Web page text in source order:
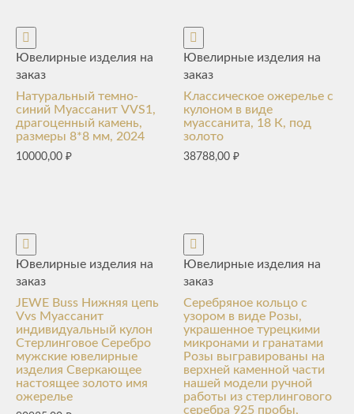
Ювелирные изделия на
заказ
Натуральный темно-
синий Муассанит VVS1,
драгоценный камень,
размеры 8*8 мм, 2024
10000,00 ₽
Ювелирные изделия на
заказ
Классическое ожерелье с
кулоном в виде
муассанита, 18 К, под
золото
38788,00₽
Ювелирные изделия на
заказ
JEWE Buss Нижняя цепь
Vvs Муассанит
индивидуальный кулон
Стерлинговое Серебро
мужские ювелирные
изделия Сверкающее
настоящее золото имя
ожерелье
Ювелирные изделия на
заказ
Серебряное кольцо с
узором в виде Розы,
украшенное турецкими
микронами и гранатами
Розы выгравированы на
верхней каменной части
нашей модели ручной
работы из стерлингового
серебра 925 пробы,